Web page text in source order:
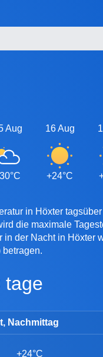
Aug 16 Aug
+24°C
in Höxter
die maximale
der Nacht in Höxter
betragen.
tage
t, Nachmittag
+24°C